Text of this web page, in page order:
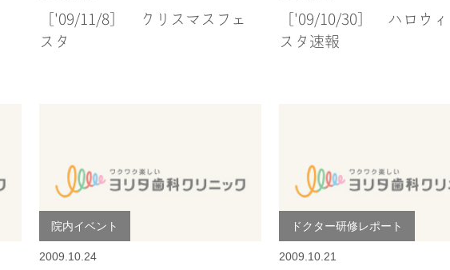
［'09/11/8］ クリスマスフェ
スタ
［'09/10/30］ ハロウ
スタ速報
院内イベント
2009.10.24
ドクター研修レポート
2009.10.21